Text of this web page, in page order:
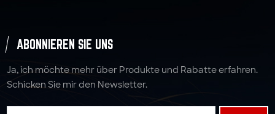
ABONNIEREN SIE UNS
Ja, ich möchte mehr über Produkte und Rabatte erfahren.
Schicken Sie mir den Newsletter.